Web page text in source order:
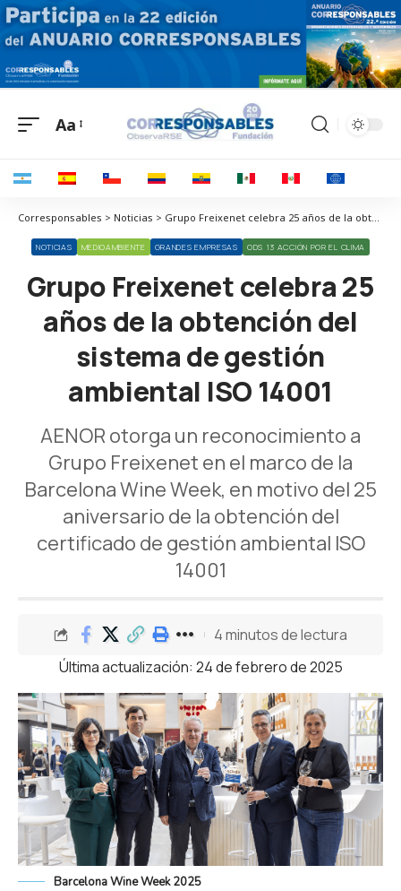
Aa
Corresponsables > Noticias > Grupo Freixenet celebra 25 años de la obtención del sistema de gestión ambiental ISO 14001
NOTICIAS MEDIOAMBIENTE GRANDES EMPRESAS ODS 13 ACCIÓN POR EL CLIMA
Grupo Freixenet celebra 25
años de la obtención del
sistema de gestión
ambiental ISO 14001
AENOR otorga un reconocimiento a
Grupo Freixenet en el marco de la
Barcelona Wine Week, en motivo del 25
aniversario de la obtención del
certificado de gestión ambiental ISO
14001
Última actualización: 24 de febrero de 2025
4 minutos de lectura
Barcelona Wine Week 2025